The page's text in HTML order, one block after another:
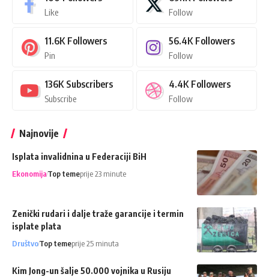
Like Follow
11.6K Followers
Pin
56.4K Followers
Follow
136K Subscribers
Subscribe
4.4K Followers
Follow
Najnovije
Isplata invalidnina u Federaciji BiH
EkonomijaTop temeprije 23 minute
Zenički rudari i dalje traže garancije i termin
isplate plata
DruštvoTop temeprije 25 minuta
Kim Jong-un šalje 50.000 vojnika u Rusiju